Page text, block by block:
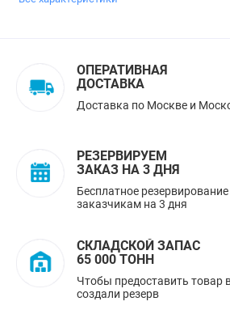
ОПЕРАТИВНАЯ
ДОСТАВКА
Доставка по Москве и
РЕЗЕРВИРУЕМ
ЗАКАЗ НА 3 ДНЯ
Бесплатное
заказчикам на 3 дня
СКЛАДСКОЙ ЗАПАС
65 000 ТОНН
Чтобы предоставить товар
создали резерв